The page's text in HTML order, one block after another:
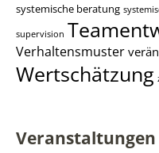
systemische beratung
supervision
Verhaltensmuster
Wertschätzung
Veranstaltungen